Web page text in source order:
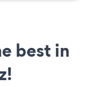
best in